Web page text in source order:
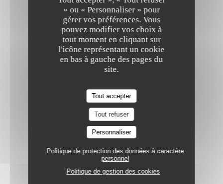
» ou « Personnaliser » pour
gérer vos préférences. Vous
pouvez modifier vos choix à
tout moment en cliquant sur
l'icône représentant un cookie
en bas à gauche des pages du
site.
Tout accepter
Tout refuser
Personnaliser
Politique de protection des données à caractère
personnel
Politique de gestion des cookies
FISH AND CHIPS DU CHEF !
Sauce tartare
Liste des allergènes
19,00 EUR
PAVÉ DE SAUMON
Grillé sur la peau, wok de légumes